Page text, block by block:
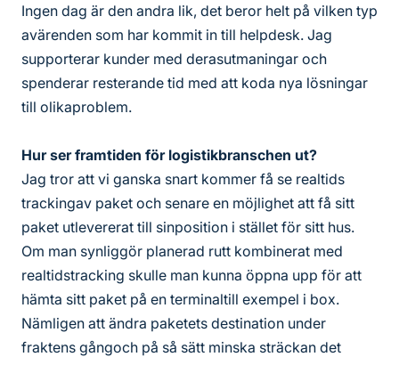
Ingen dag är den andra lik, det beror helt på vilken typ
avärenden som har kommit in till helpdesk. Jag
supporterar kunder med derasutmaningar och
spenderar resterande tid med att koda nya lösningar
till olikaproblem.
Hur ser framtiden för logistikbranschen ut?
Jag tror att vi ganska snart kommer få se realtids
trackingav paket och senare en möjlighet att få sitt
paket utlevererat till sinposition i stället för sitt hus.
Om man synliggör planerad rutt kombinerat med
realtidstracking skulle man kunna öppna upp för att
hämta sitt paket på en terminaltill exempel i box.
Nämligen att ändra paketets destination under
fraktens gångoch på så sätt minska sträckan det